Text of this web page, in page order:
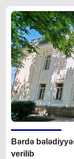
Bərdə
verilib